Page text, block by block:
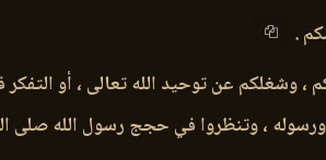
.
، وشغلكم عن توحيد الله تعالى ، أو
ورسوله ، وتنظروا في حجج رسول الله صلى